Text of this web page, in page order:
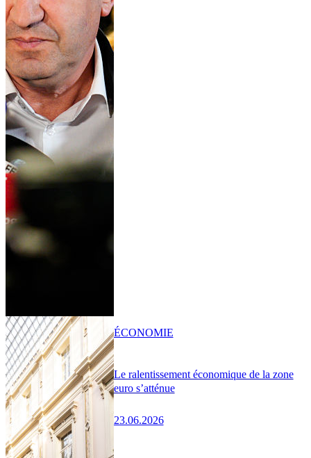
Le ralentissement économique de la zone
euro s’atténue
23.06.2026
ÉCONOMIE